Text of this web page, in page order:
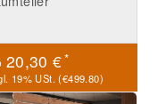
20,30 €*
19% USt. (€499.80)